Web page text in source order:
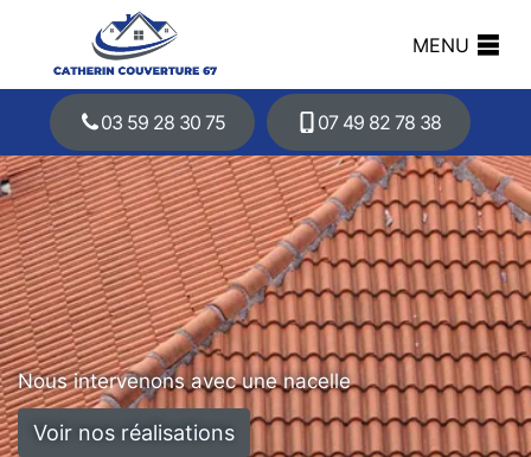
MENU
03 59 28 30 75 07 49 82 78 38
Nous intervenons avec une nacelle
Voir nos réalisations